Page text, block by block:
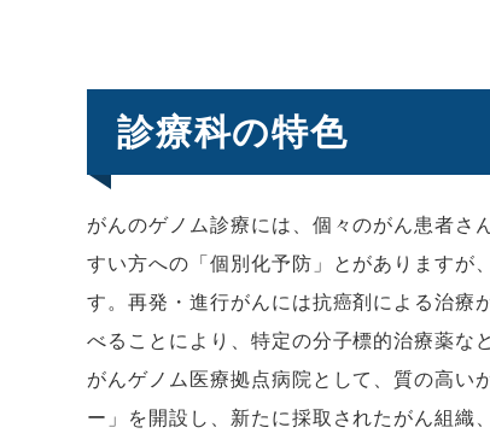
診療科の特色
がんのゲノム診療には、個々のがん患者さ
すい方への「個別化予防」とがありますが
す。再発・進行がんには抗癌剤による治療
べることにより、特定の分子標的治療薬な
がんゲノム医療拠点病院として、質の高い
ー」を開設し、新たに採取されたがん組織